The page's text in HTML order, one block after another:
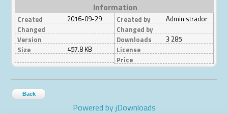
Information
Created
2016-09-29
Changed
Version
Size
457.8 KB
Created by
Administrador
Changed by
Downloads
3 285
License
Price
Back
Powered by jDownloads